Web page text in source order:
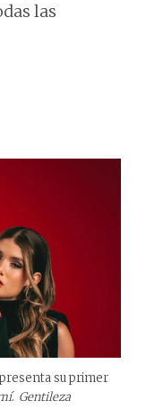
las
su primer
. Gentileza